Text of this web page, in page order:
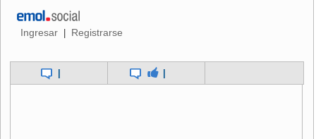
Ingresar Registrarse